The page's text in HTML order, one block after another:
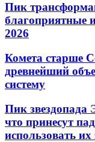
Пик
благоприятные
2026
Комета старше
древнейший
систему
Пик звездопада
что принесут
использовать